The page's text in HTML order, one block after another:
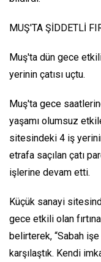
MUŞ'TA ŞİDDETLİ
Muş'ta dün gece
yerinin çatısı uçtu.
Muş'ta gece
yaşamı olumsuz
sitesindeki 4 iş
etrafa saçılan çatı
işlerine devam etti.
Küçük sanayi
gece etkili olan
belirterek, “Sabah
karşılaştık. Kendi